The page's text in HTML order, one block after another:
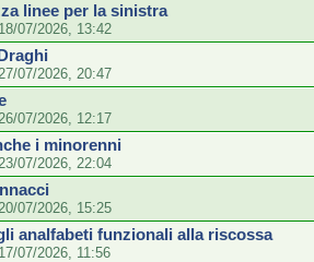
linee per la sinistra
07/2026, 13:42
07/2026, 20:47
07/2026, 12:17
i minorenni
07/2026, 22:04
07/2026, 15:25
analfabeti funzionali alla riscossa
07/2026, 11:56